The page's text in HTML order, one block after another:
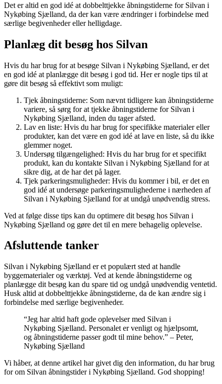
Det er altid en god idé at dobbelttjekke åbningstiderne for Silvan i
Nykøbing Sjælland, da der kan være ændringer i forbindelse med
særlige begivenheder eller helligdage.
Planlæg dit besøg hos Silvan
Hvis du har brug for at besøge Silvan i Nykøbing Sjælland, er det
en god idé at planlægge dit besøg i god tid. Her er nogle tips til at
gøre dit besøg så effektivt som muligt:
Tjek åbningstiderne: Som nævnt tidligere kan åbningstiderne
variere, så sørg for at tjekke åbningstiderne for Silvan i
Nykøbing Sjælland, inden du tager afsted.
Lav en liste: Hvis du har brug for specifikke materialer eller
produkter, kan det være en god idé at lave en liste, så du ikke
glemmer noget.
Undersøg tilgængelighed: Hvis du har brug for et specifikt
produkt, kan du kontakte Silvan i Nykøbing Sjælland for at
sikre dig, at de har det på lager.
Tjek parkeringsmuligheder: Hvis du kommer i bil, er det en
god idé at undersøge parkeringsmulighederne i nærheden af
Silvan i Nykøbing Sjælland for at undgå unødvendig stress.
Ved at følge disse tips kan du optimere dit besøg hos Silvan i
Nykøbing Sjælland og gøre det til en mere behagelig oplevelse.
Afsluttende tanker
Silvan i Nykøbing Sjælland er et populært sted at handle
byggematerialer og værktøj. Ved at kende åbningstiderne og
planlægge dit besøg kan du spare tid og undgå unødvendig ventetid.
Husk altid at dobbelttjekke åbningstiderne, da de kan ændre sig i
forbindelse med særlige begivenheder.
“Jeg har altid haft gode oplevelser med Silvan i
Nykøbing Sjælland. Personalet er venligt og hjælpsomt,
og åbningstiderne passer godt til mine behov.” – Peter,
Nykøbing Sjælland
Vi håber, at denne artikel har givet dig den information, du har brug
for om Silvan åbningstider i Nykøbing Sjælland. God shopping!